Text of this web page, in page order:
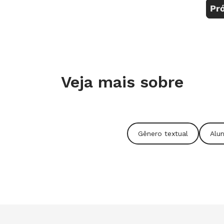
Veja mais sobre
Gênero textual